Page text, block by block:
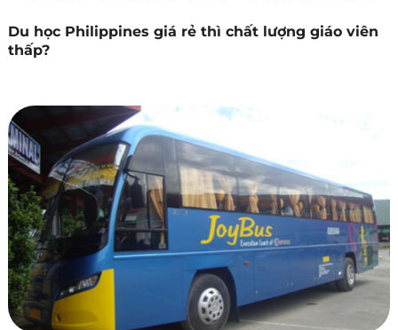
Du học Philippines giá rẻ thì chất lượng giáo viên
thấp?